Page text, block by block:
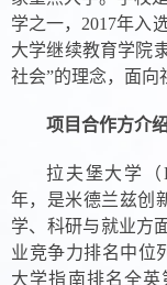
学之一， 2017年入
大学继续教育学院
社会”的理念，面向
项目合作方介
拉夫堡大学（
年，是米德兰兹创
学、科研与就业方
业竞争力排名中位
大学指南排名全英